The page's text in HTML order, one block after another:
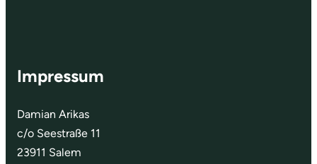
Impressum
Damian Arikas
c/o Seestraße 11
23911 Salem